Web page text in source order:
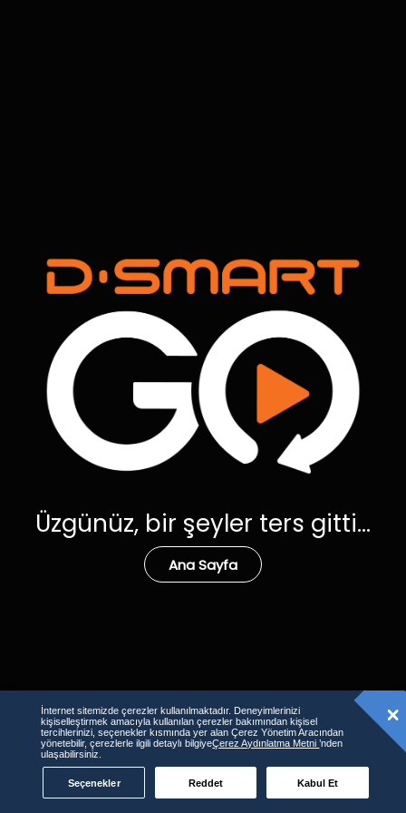
Üzgünüz, bir şeyler ters gitti...
Ana Sayfa
İnternet sitemizde çerezler kullanılmaktadır. Deneyimlerinizi
kişiselleştirmek amacıyla kullanılan çerezler bakımından kişisel
tercihlerinizi, seçenekler kısmında yer alan Çerez Yönetim Aracından
yönetebilir, çerezlerle ilgili detaylı bilgiyeÇerez Aydınlatma Metni’nden
ulaşabilirsiniz.
Seçenekler Reddet Kabul Et